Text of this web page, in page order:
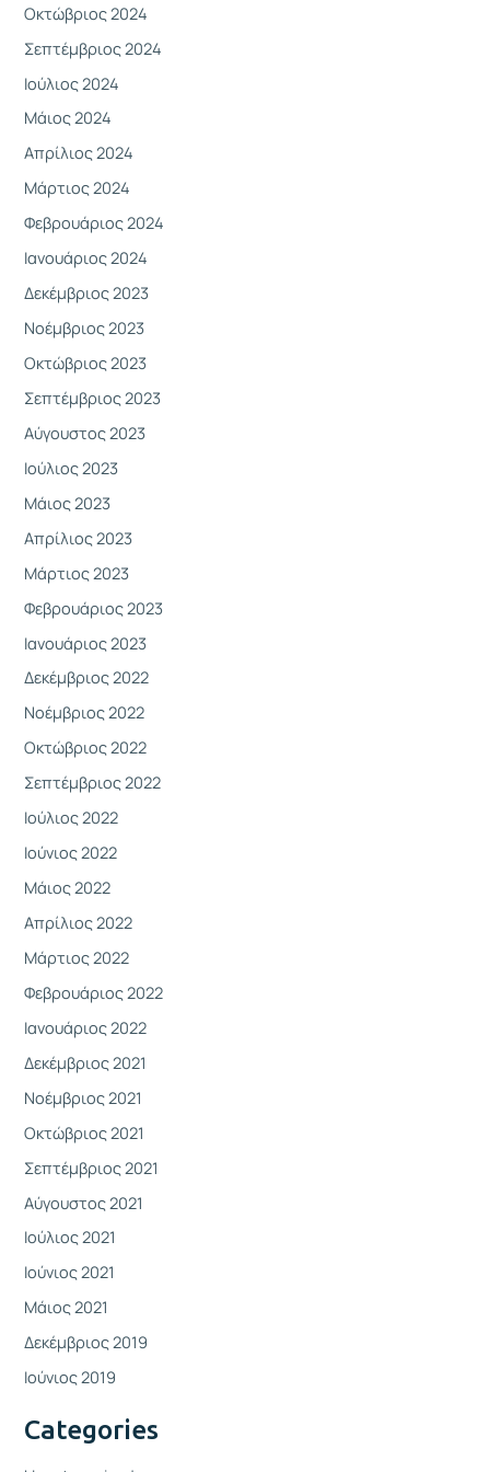
Οκτώβριος 2024
Σεπτέμβριος 2024
Ιούλιος 2024
Μάιος 2024
Απρίλιος 2024
Μάρτιος 2024
Φεβρουάριος 2024
Ιανουάριος 2024
Δεκέμβριος 2023
Νοέμβριος 2023
Οκτώβριος 2023
Σεπτέμβριος 2023
Αύγουστος 2023
Ιούλιος 2023
Μάιος 2023
Απρίλιος 2023
Μάρτιος 2023
Φεβρουάριος 2023
Ιανουάριος 2023
Δεκέμβριος 2022
Νοέμβριος 2022
Οκτώβριος 2022
Σεπτέμβριος 2022
Ιούλιος 2022
Ιούνιος 2022
Μάιος 2022
Απρίλιος 2022
Μάρτιος 2022
Φεβρουάριος 2022
Ιανουάριος 2022
Δεκέμβριος 2021
Νοέμβριος 2021
Οκτώβριος 2021
Σεπτέμβριος 2021
Αύγουστος 2021
Ιούλιος 2021
Ιούνιος 2021
Μάιος 2021
Δεκέμβριος 2019
Ιούνιος 2019
Categories